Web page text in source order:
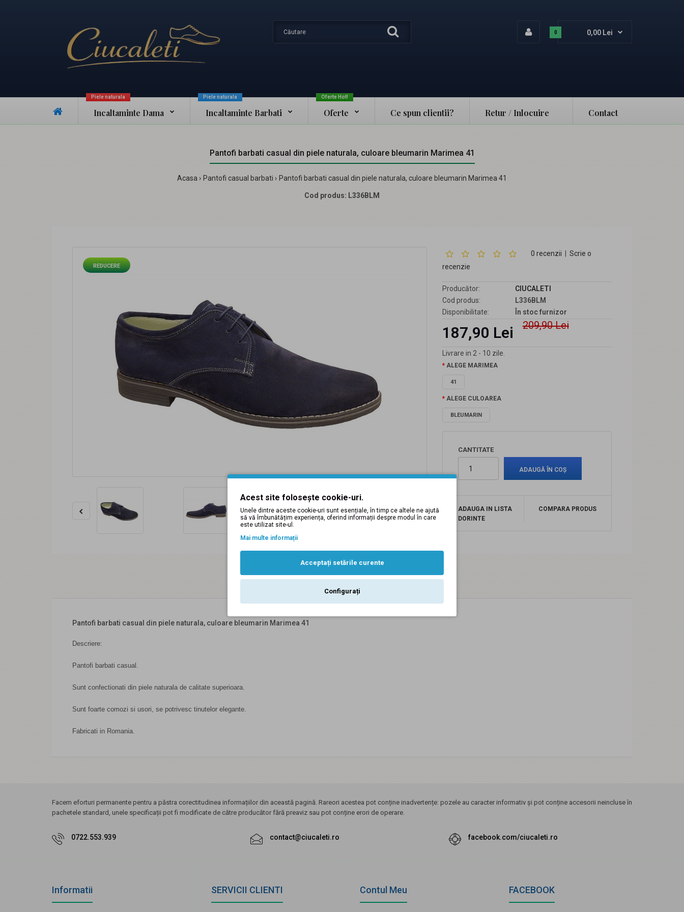
Acest site folosește cookie-uri.
Unele dintre aceste cookie-uri sunt esențiale, în timp ce altele ne ajută
să vă îmbunătățim experiența, oferind informații despre modul în care
este utilizat site-ul.
Mai multe informații
Acceptați setările curente
Configurați
0 0,00 Lei
Incaltaminte Dama
Piele naturala
Incaltaminte Barbati
Piele naturala
Oferte
Oferte Hot!
Ce spun clientii? Retur / Inlocuire Contact
Pantofi barbati casual din piele naturala, culoare bleumarin Marimea 41
Acasa Pantofi casual barbati Pantofi barbati casual din piele naturala, culoare bleumarin Marimea 41
Cod produs: L336BLM
REDUCERE
0 recenzii
Scrie o
recenzie
Producător:
CIUCALETI
Cod produs:
L336BLM
Disponibilitate:
În stoc furnizor
187,90 Lei 209,90 Lei
Livrare in 2 - 10 zile.
ALEGE MARIMEA
41
ALEGE CULOAREA
BLEUMARIN
CANTITATE
ADAUGA IN LISTA
DORINTE
COMPARA PRODUS
Recenzii (0)
Pantofi barbati casual din piele naturala, culoare bleumarin Marimea 41
Descriere:
Pantofi barbati casual.
Sunt confectionati din piele naturala de calitate superioara.
Sunt foarte comozi si usori, se potrivesc tinutelor elegante.
Fabricati in Romania.
Facem eforturi permanente pentru a păstra corectitudinea informațiilor din această pagină. Rareori acestea pot conține inadvertențe: pozele au caracter informativ și pot conține accesorii neincluse în
pachetele standard, unele specificații pot fi modificate de către producător fără preaviz sau pot conține erori de operare.
0722.553.939 contact@ciucaleti.ro facebook.com/ciucaleti.ro
Informatii SERVICII CLIENTI Contul Meu FACEBOOK